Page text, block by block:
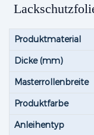
Produktmaterial
Dicke (mm)
Masterrollenbreite
Produktfarbe
Anleihentyp